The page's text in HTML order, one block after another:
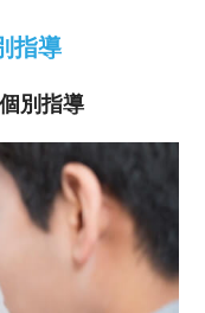
指導
別指導